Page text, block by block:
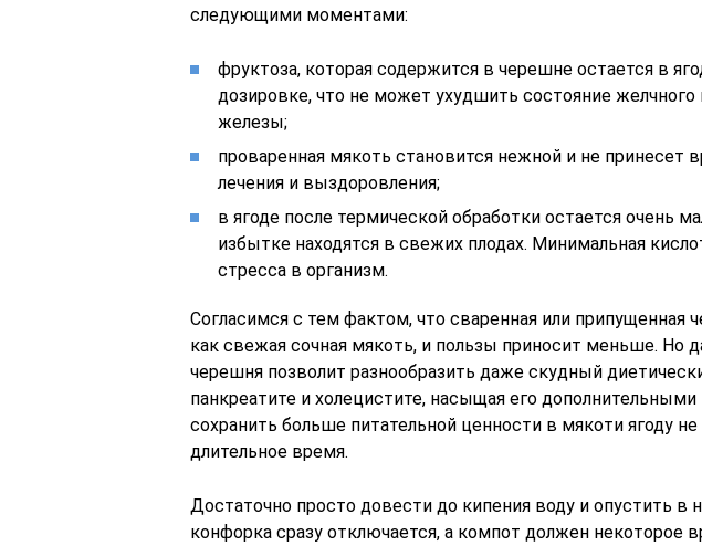
следующими моментами:
фруктоза, которая содержится в черешне остается в
дозировке, что не может ухудшить состояние
железы;
проваренная мякоть становится нежной и не принесет
лечения и выздоровления;
в ягоде после термической обработки остается очень
избытке находятся в свежих плодах. Минимальная
стресса в организм.
Согласимся с тем фактом, что сваренная или припущенная
как свежая сочная мякоть, и пользы приносит меньше. Но
черешня позволит разнообразить даже скудный
панкреатите и холецистите, насыщая его
сохранить больше питательной ценности в мякоти ягоду
длительное время.
Достаточно просто довести до кипения воду и опустить в
конфорка сразу отключается, а компот должен некоторое